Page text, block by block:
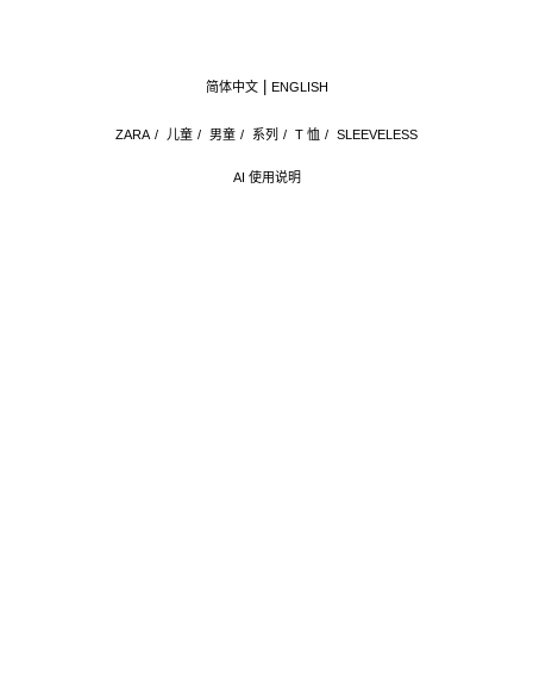
AI 使用说明
ZARA / 儿童 / 男童 / 系列 / T 恤 / SLEEVELESS
简体中文 ENGLISH